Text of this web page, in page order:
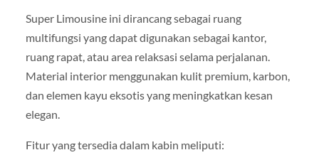
Super Limousine ini dirancang sebagai ruang
multifungsi yang dapat digunakan sebagai kantor,
ruang rapat, atau area relaksasi selama perjalanan.
Material interior menggunakan kulit premium, karbon,
dan elemen kayu eksotis yang meningkatkan kesan
elegan.
Fitur yang tersedia dalam kabin meliputi: